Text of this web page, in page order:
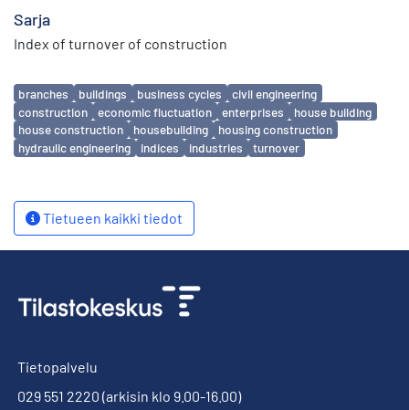
Sarja
Index of turnover of construction
Avainsanat
branches buildings business cycles
civil engineering
construction
economic fluctuation enterprises
house building
house construction
housebuilding
housing construction
hydraulic engineering
indices industries turnover
Tietueen kaikki tiedot
Tietopalvelu
029 551 2220 (arkisin klo 9.00-16.00)